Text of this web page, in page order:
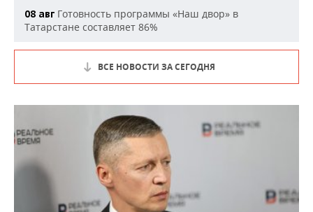
08 авг Готовность программы «Наш двор» в
Татарстане составляет 86%
ВСЕ НОВОСТИ ЗА СЕГОДНЯ